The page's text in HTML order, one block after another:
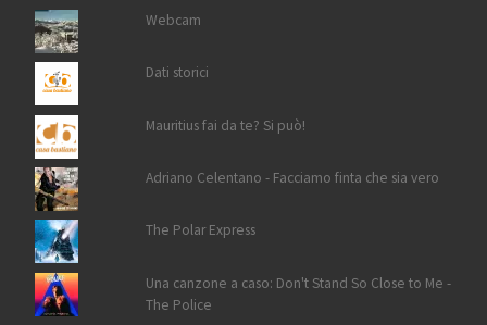
Webcam
Dati storici
Mauritius fai da te? Si può!
Adriano Celentano - Facciamo finta che sia vero
The Polar Express
Una canzone a caso: Don't Stand So Close to Me -
The Police